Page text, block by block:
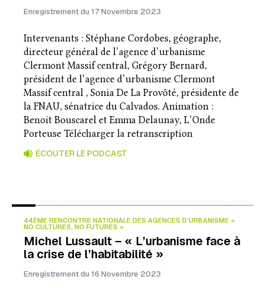
Enregistrement du 17 Novembre 2023
Intervenants : Stéphane Cordobes, géographe,
directeur général de l’agence d’urbanisme
Clermont Massif central, Grégory Bernard,
président de l’agence d’urbanisme Clermont
Massif central , Sonia De La Provôté, présidente de
la FNAU, sénatrice du Calvados. Animation :
Benoit Bouscarel et Emma Delaunay, L’Onde
Porteuse Télécharger la retranscription
ÉCOUTER LE PODCAST
44ÈME RENCONTRE NATIONALE DES AGENCES D’URBANISME «
NO CULTURES, NO FUTURES »
Michel Lussault – « L’urbanisme face à
la crise de l’habitabilité »
Enregistrement du 16 Novembre 2023